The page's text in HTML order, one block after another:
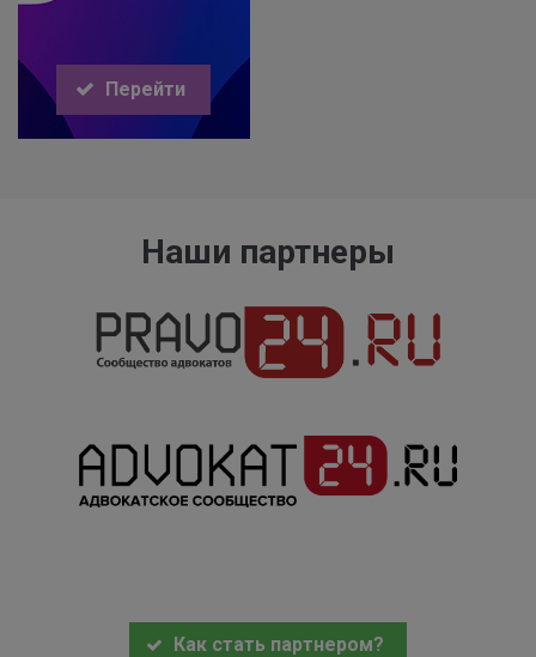
Перейти
Наши партнеры
Как стать партнером?